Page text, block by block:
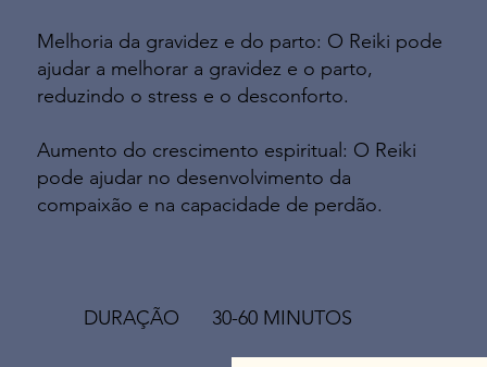
Melhoria da gravidez e do parto: O Reiki pode
ajudar a melhorar a gravidez e o parto,
reduzindo o stress e o desconforto.
Aumento do crescimento espiritual: O Reiki
pode ajudar no desenvolvimento da
compaixão e na capacidade de perdão.
DURAÇÃO 30-60 MINUTOS